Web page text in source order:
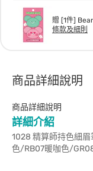
贈 [1件]
條款及細則
商品詳細說明
商品詳細說明
詳細介紹
1028 精算師持色細
色/RB07暖咖色/